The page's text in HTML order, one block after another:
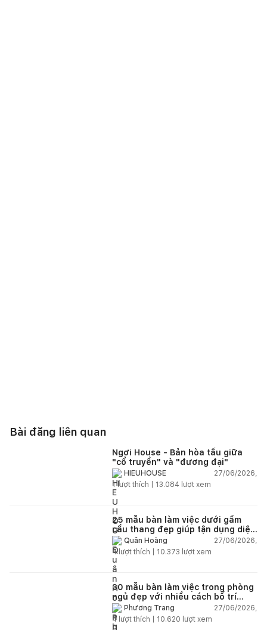
Bài đăng liên quan
Ngơi House - Bản hòa tấu giữa
"cổ truyền" và "đương đại"
HIEUHOUSE
27/06/2026,
1lượt thích | 13.084 lượt xem
25 mẫu bàn làm việc dưới gầm
cầu thang đẹp giúp tận dụng diện
tích tưởng chừng bị bỏ quên
Quân Hoàng
27/06/2026,
4lượt thích | 10.373 lượt xem
30 mẫu bàn làm việc trong phòng
ngủ đẹp với nhiều cách bố trí
thông minh cho mọi diện tích
Phương Trang
27/06/2026,
4 lượt thích | 10.620 lượt xem